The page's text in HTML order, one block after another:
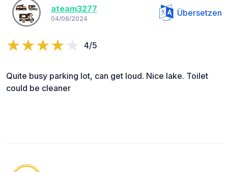
ateam3277
04/08/2024
Übersetzen
4/5
Quite busy parking lot, can get loud. Nice lake. Toilet
could be cleaner